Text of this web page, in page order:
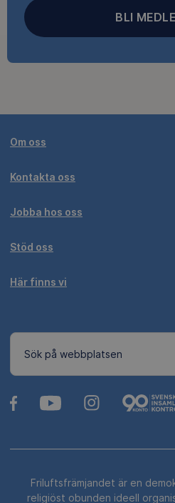
BLI
Om oss
Kontakta oss
Jobba hos oss
Stöd oss
Här finns vi
Sök på webbplatsen
Friluftsfrämjandet är en
religiöst obunden ideell